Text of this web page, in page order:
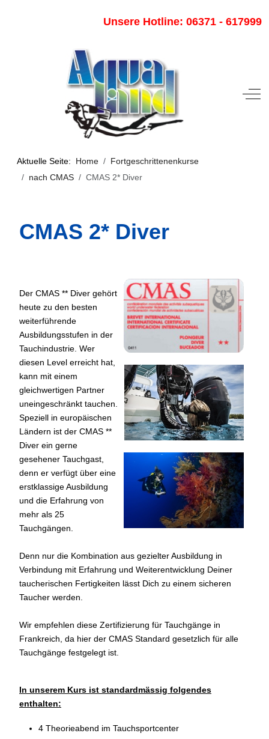
Unsere Hotline: 06371 - 617999
Off-
Aktuelle Seite: Home
Fortgeschrittenenkurse
nach CMAS
CMAS 2* Diver
CMAS 2* Diver
Der CMAS ** Diver gehört
heute zu den besten
weiterführende
Ausbildungsstufen in der
Tauchindustrie. Wer
diesen Level erreicht hat,
kann mit einem
gleichwertigen Partner
uneingeschränkt tauchen.
Speziell in europäischen
Ländern ist der CMAS **
Diver ein gerne
gesehener Tauchgast,
denn er verfügt über eine
erstklassige Ausbildung
und die Erfahrung von
mehr als 25
Tauchgängen.
Denn nur die Kombination aus gezielter Ausbildung in
Verbindung mit Erfahrung und Weiterentwicklung Deiner
taucherischen Fertigkeiten lässt Dich zu einem sicheren
Taucher werden.
Wir empfehlen diese Zertifizierung für Tauchgänge in
Frankreich, da hier der CMAS Standard gesetzlich für alle
Tauchgänge festgelegt ist.
In unserem Kurs ist standardmässig folgendes
enthalten:
4 Theorieabend im Tauchsportcenter